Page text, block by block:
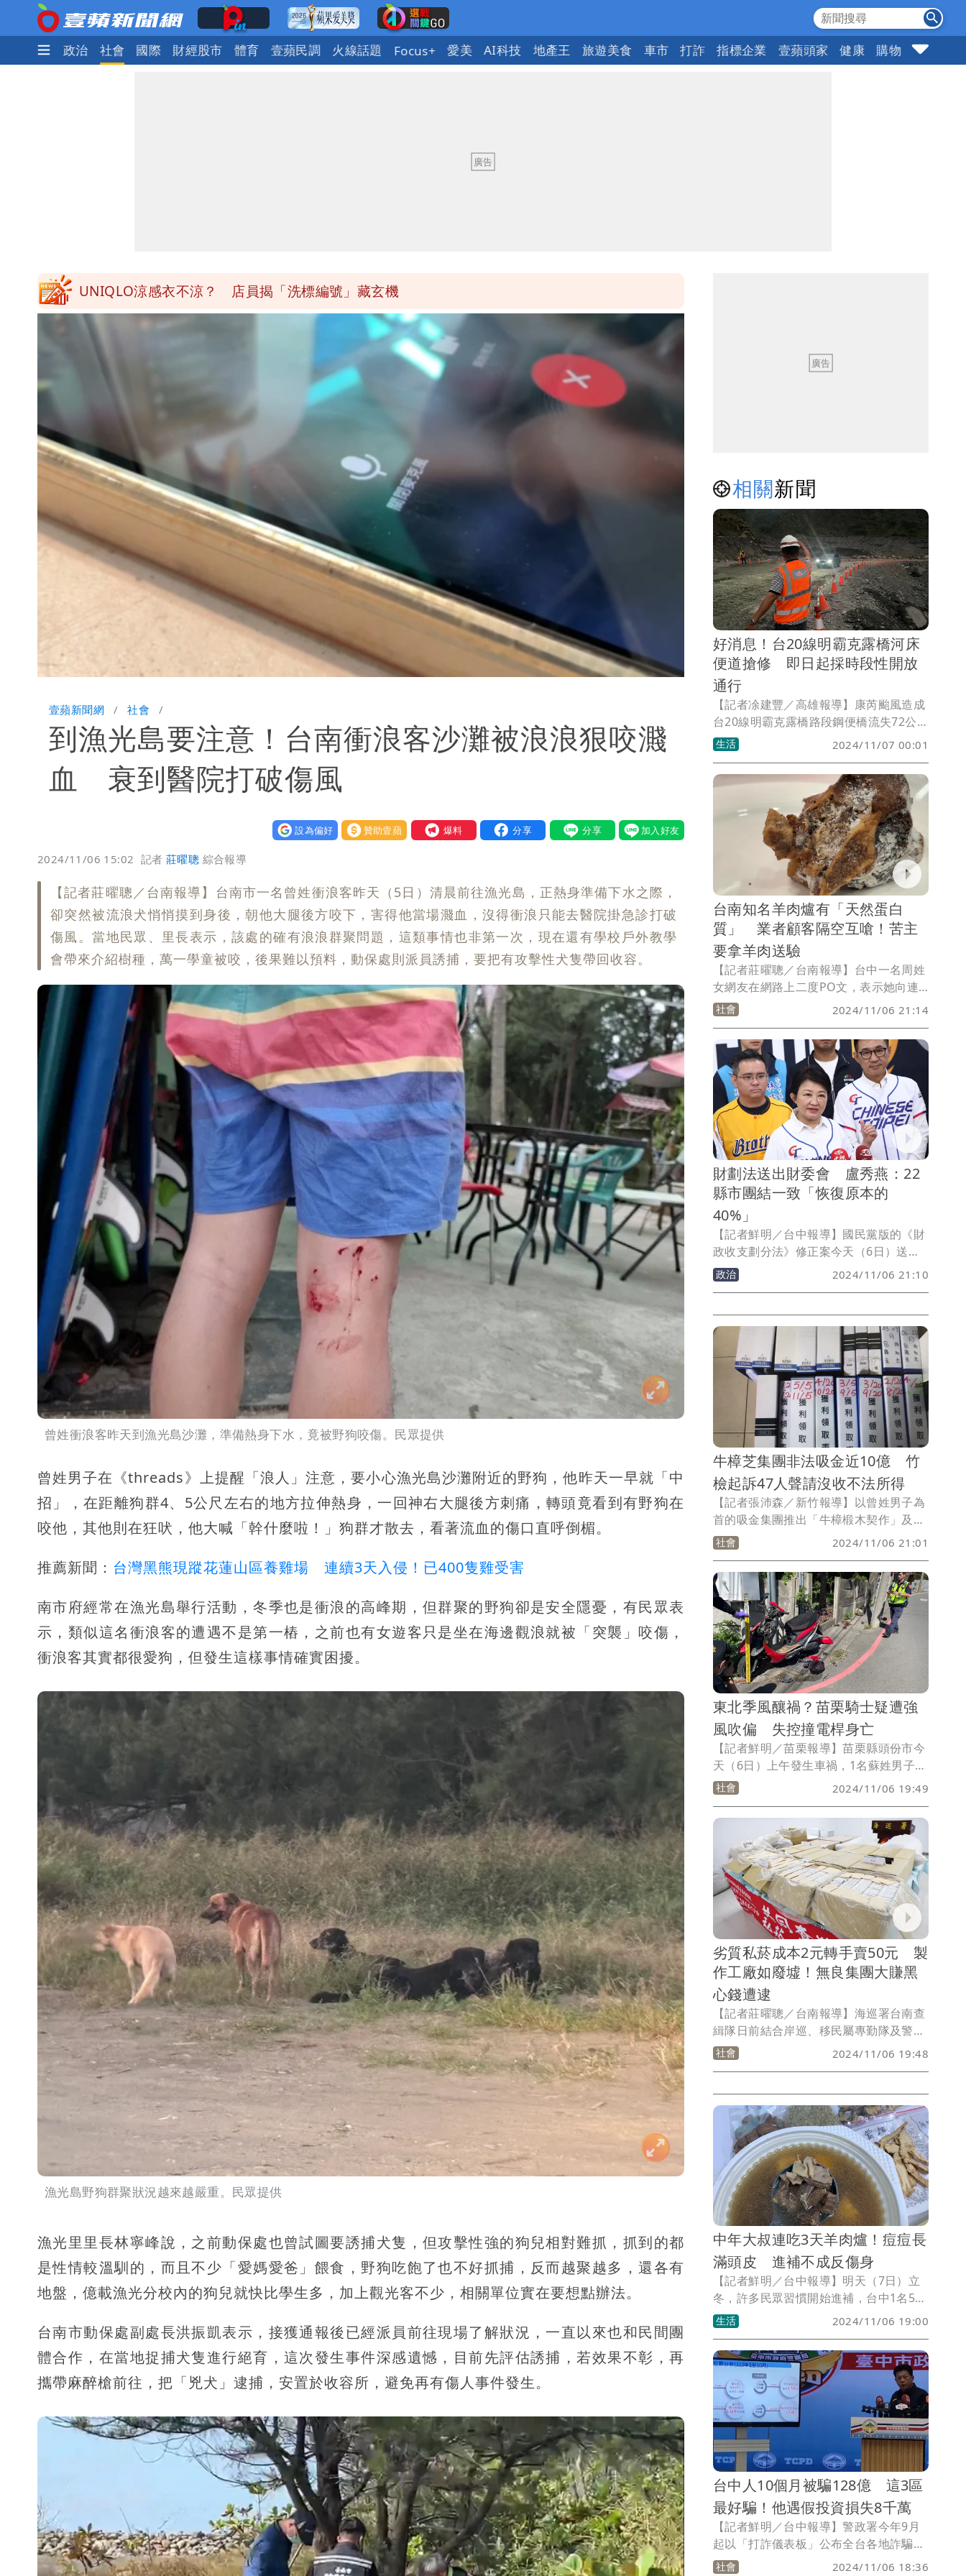
生活 政治 社會 國際 財經股市 體育 壹蘋民調 火線話題 Focus+ 愛美 AI科技 地產王 旅遊美食 車市 打詐 指標企業 壹蘋頭家 健康 購物 女神
UNIQLO涼感衣不涼？ 店員揭「洗標編號」藏玄機
國家隊戰績曝光！投資報酬率高達81% 台積電一檔狂賺76億
賴清德「總統級嘲諷」嗆爆盧秀燕！8年總帳一次掀翻
70歲姜厚任攜小2輪女友現身！交往原因超Man
駐英台北代表處徵助理 薪資99K！工作內容讓人看傻
白海豚明恐海警！全台大雨3天「這區下到紫爆」
伊朗撂話美盟友：快勸川普停手！否則報復
父親節泡湯了！白海豚海警機率飆85％ 這3天恐豪雨
道瓊再創新高！SpaceX「財報失速」蒸發7兆
3資深房仲涉犯《個資法》遭士檢聲押禁見 士院裁定全部交保、限居
40.51%
壹蘋新聞網 社會
到漁光島要注意！台南衝浪客沙灘被浪浪狠咬濺
血 衰到醫院打破傷風
設為偏好 贊助壹蘋 我要爆料
2024/11/06 15:02 記者莊曜聰 綜合報導
【記者莊曜聰／台南報導】台南市一名曾姓衝浪客昨天（5日）清晨前往漁光島，正熱身準備下水之際，
卻突然被流浪犬悄悄摸到身後，朝他大腿後方咬下，害得他當場濺血，沒得衝浪只能去醫院掛急診打破
傷風。當地民眾、里長表示，該處的確有浪浪群聚問題，這類事情也非第一次，現在還有學校戶外教學
會帶來介紹樹種，萬一學童被咬，後果難以預料，動保處則派員誘捕，要把有攻擊性犬隻帶回收容。
曾姓衝浪客昨天到漁光島沙灘，準備熱身下水，竟被野狗咬傷。民眾提供
曾姓男子在《threads》上提醒「浪人」注意，要小心漁光島沙灘附近的野狗，他昨天一早就「中
招」，在距離狗群4、5公尺左右的地方拉伸熱身，一回神右大腿後方刺痛，轉頭竟看到有野狗在
咬他，其他則在狂吠，他大喊「幹什麼啦！」狗群才散去，看著流血的傷口直呼倒楣。
推薦新聞： 台灣黑熊現蹤花蓮山區養雞場 連續3天入侵！已400隻雞受害
南市府經常在漁光島舉行活動，冬季也是衝浪的高峰期，但群聚的野狗卻是安全隱憂，有民眾表
示，類似這名衝浪客的遭遇不是第一樁，之前也有女遊客只是坐在海邊觀浪就被「突襲」咬傷，
衝浪客其實都很愛狗，但發生這樣事情確實困擾。
漁光島野狗群聚狀況越來越嚴重。民眾提供
漁光里里長林寧峰說，之前動保處也曾試圖要誘捕犬隻，但攻擊性強的狗兒相對難抓，抓到的都
是性情較溫馴的，而且不少「愛媽愛爸」餵食，野狗吃飽了也不好抓捕，反而越聚越多，還各有
地盤，億載漁光分校內的狗兒就快比學生多，加上觀光客不少，相關單位實在要想點辦法。
台南市動保處副處長洪振凱表示，接獲通報後已經派員前往現場了解狀況，一直以來也和民間團
體合作，在當地捉捕犬隻進行絕育，這次發生事件深感遺憾，目前先評估誘捕，若效果不彰，再
攜帶麻醉槍前往，把「兇犬」逮捕，安置於收容所，避免再有傷人事件發生。
相關新聞
好消息！台20線明霸克露橋河床
便道搶修 即日起採時段性開放
通行
【記者凃建豐／高雄報導】康芮颱風造成
台20線明霸克露橋路段鋼便橋流失72公尺
及河床便道失約1000公尺，導致高雄市桃
源區復興里、拉芙蘭里及梅山里對外交通
中斷。原預定11 月10日下午5時搶通，經
公路總局南區養護工程分局趕工，昨
（6）日下午5時搶通河床維生便道，兩端
部落民眾共計51車次經由保全管制通行。
生活 2024/11/07 00:01
台南知名羊肉爐有「天然蛋白
質」 業者顧客隔空互嗆！苦主
要拿羊肉送驗
【記者莊曜聰／台南報導】台中一名周姓
女網友在網路上二度PO文，表示她向連
續2年獲得米其林推薦的「王家燻羊肉」
購買羊肉爐分享給朋友，沒想到肉塊上卻
爬著「天然蛋白質」，讓友人吃了反胃又
「烙賽」，向業者查證又遭掛電話，消息
曝光後，業者否認是自家產品，還發5點
聲明嗆告，事件延燒多日，網友多有評
論，今天羅姓苦主總算出面，拿出「長蛆
肉塊」要送驗，業者仍強調「那是他的自
由」，但不再堅持提告，希望能圓滿落
幕。
社會 2024/11/06 21:14
財劃法送出財委會 盧秀燕：22
縣市團結一致「恢復原本的
40%」
【記者鮮明／台中報導】國民黨版的《財
政收支劃分法》修正案今天（6日）送出
立法院財政委員會，台中市長盧秀燕晚間
受訪表示，現在只是恢復到凍省前的比
60%，「地方政府要團結一致，不管怎麼
樣，總比現在22個縣市只分配到25%還要
好！」
政治 2024/11/06 21:10
牛樟芝集團非法吸金近10億 竹
檢起訴47人聲請沒收不法所得
【記者張沛森／新竹報導】以曾姓男子為
首的吸金集團推出「牛樟椴木契作」及
「牛樟種苗培植契作」為名的投資方案，
誘導不特定民眾投資，實則以「吸新款、
還舊款」的方式吸金，被害民眾達472
人，累計不法吸金金額高達9億7966萬
4817元，案經新竹地檢署指揮新竹縣調站
追查後，依涉嫌違反銀行法與洗錢防制法
等起訴劉姓同夥等47人，並向法院聲請沒
收不法所得。
社會 2024/11/06 21:01
東北季風釀禍？苗栗騎士疑遭強
風吹偏 失控撞電桿身亡
【記者鮮明／苗栗報導】苗栗縣頭份市今
天（6日）上午發生車禍，1名蘇姓男子騎
機車經過興隆路時，疑因東北季風過於強
勁，蘇男連人帶車被吹偏，失控衝撞路邊
電桿，頭部重創送醫不治，詳細事故原因
仍有待警方進一步釐清。
社會 2024/11/06 19:49
劣質私菸成本2元轉手賣50元 製
作工廠如廢墟！無良集團大賺黑
心錢遭逮
【記者莊曜聰／台南報導】海巡署台南查
緝隊日前結合岸巡、移民屬專勤隊及警
方，逮到盧男為首的8人私菸集團，在台
南、台中查獲製造廠及包裝廠，起出1819
12萬多包的私菸，不只戕害身心，且每包
成本僅2元的劣質菸，在特定特路竟能賣
到50元的暴利，全案依違反《菸酒管理
法》分別函送台南、台中市府裁罰，台南
市長黃偉哲今天也頒發破案加菜金給有功
單位，予以肯定。
社會 2024/11/06 19:48
中年大叔連吃3天羊肉爐！痘痘長
滿頭皮 進補不成反傷身
【記者鮮明／台中報導】明天（7日）立
冬，許多民眾習慣開始進補，台中1名50
歲男性平時有皮膚敏感問題，最近天氣轉
涼連續吃了3天的藥膳羊肉爐，結果脖子
跟頭皮長滿痘痘。醫師提醒，冬令進補藥
膳因人而異，進補前最好先了解食材藥材
屬性，避免強身不成反傷身。
生活 2024/11/06 19:00
台中人10個月被騙128億 這3區
最好騙！他遇假投資損失8千萬
【記者鮮明／台中報導】警政署今年9月
起以「打詐儀表板」公布全台各地詐騙案
件數據，台中市警局今天（6日）表示，
社會 2024/11/06 18:36